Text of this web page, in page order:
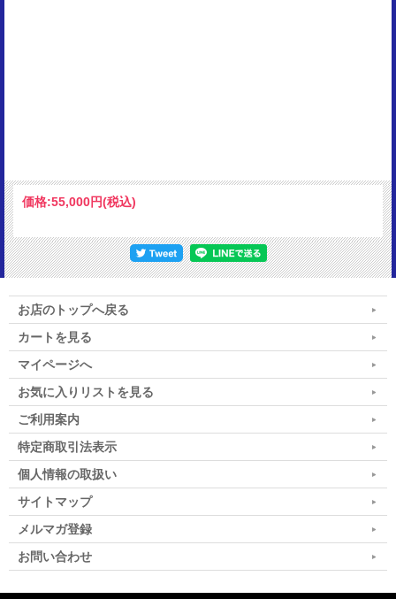
価格:55,000円(税込)
お店のトップへ戻る
カートを見る
マイページへ
お気に入りリストを見る
ご利用案内
特定商取引法表示
個人情報の取扱い
サイトマップ
メルマガ登録
お問い合わせ